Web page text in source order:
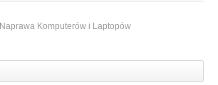
Naprawa Komputerów i Laptopów